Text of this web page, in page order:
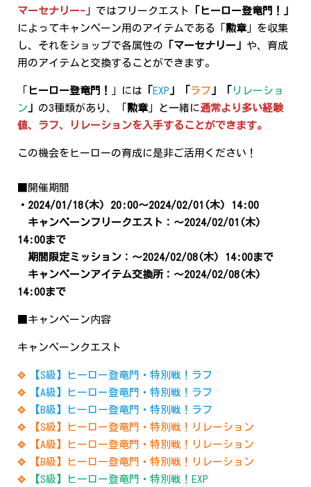
マーセナリー- 」ではフリークエスト
「ヒーロー登竜門！」
によってキャンペーン用のアイテムである「 勲章」を収集
し、それをショップで各属性の 「マーセナリー」 や、育成
用のアイテムと交換することができます。
ヒーロー登竜門！ 」には EXP ラフ
リレーショ
ン
の3種類があり、「 勲章」と一緒に通常より多い経験
値、ラフ、リレーションを入手することができます。
この機会をヒーローの育成に是非ご活用ください！
■開催期間
・2024/01/18(木) 20:00～2024/02/01(木) 14:00
キャンペーンフリークエスト：～2024/02/01(木)
14:00まで
期間限定ミッション：～2024/02/08(木) 14:00まで
キャンペーンアイテム交換所： ～2024/02/08(木)
14:00まで
■キャンペーン内容
キャンペーンクエスト
【S級】ヒーロー登竜門・特別戦！ラフ
【A級】ヒーロー登竜門・特別戦！ラフ
【B級】ヒーロー登竜門・特別戦！ラフ
【S級】ヒーロー登竜門・特別戦！リレーション
【A級】ヒーロー登竜門・特別戦！リレーション
【B級】ヒーロー登竜門・特別戦！リレーション
【S級】ヒーロー登竜門・特別戦！EXP